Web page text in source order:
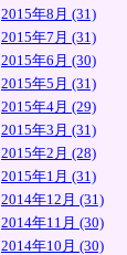
2015年8月 (31)
2015年7月 (31)
2015年6月 (30)
2015年5月 (31)
2015年4月 (29)
2015年3月 (31)
2015年2月 (28)
2015年1月 (31)
2014年12月 (31)
2014年11月 (30)
2014年10月 (30)